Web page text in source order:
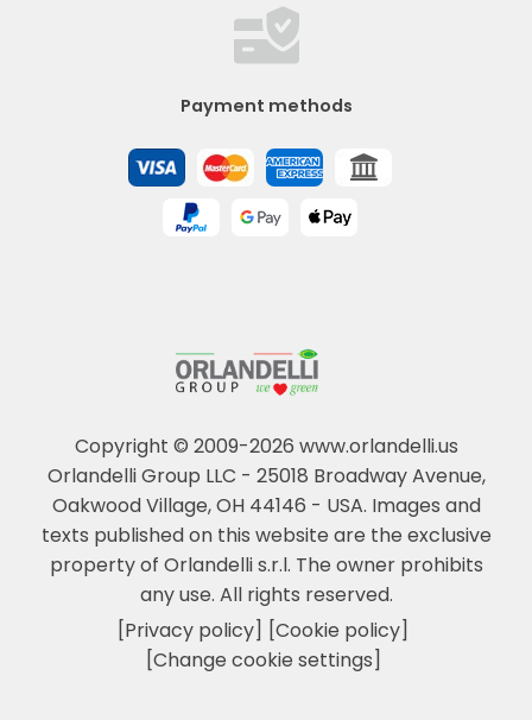
Copyright © 2009-2026 www.orlandelli.us
Orlandelli Group LLC - 25018 Broadway Avenue,
Oakwood Village, OH 44146 - USA. Images and
texts published on this website are the exclusive
property of Orlandelli s.r.l. The owner prohibits
any use. All rights reserved.
[Privacy policy] [Cookie policy]
[Change cookie settings]
Payment methods